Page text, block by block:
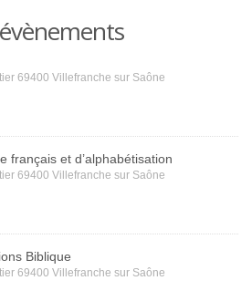
69400 Villefranche sur Saône
français et d’alphabétisation
69400 Villefranche sur Saône
Biblique
69400 Villefranche sur Saône